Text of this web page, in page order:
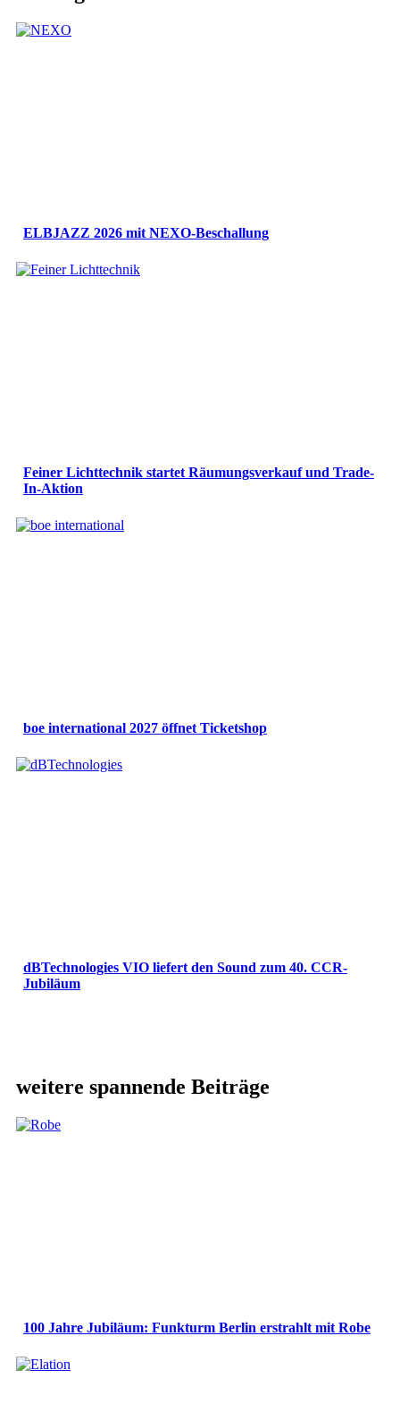
ELBJAZZ 2026 mit NEXO-Beschallung
Feiner Lichttechnik startet Räumungsverkauf und Trade-
In-Aktion
boe international 2027 öffnet Ticketshop
dBTechnologies VIO liefert den Sound zum 40. CCR-
Jubiläum
weitere spannende Beiträge
100 Jahre Jubiläum: Funkturm Berlin erstrahlt mit Robe